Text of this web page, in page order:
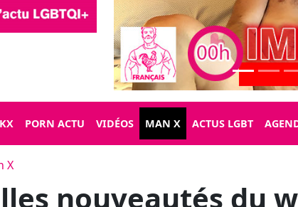
nouveautés du